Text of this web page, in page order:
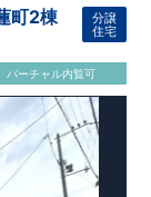
遇 中古市場で
ダブル取得予定
を受けた図面
ックが行われ
」を検査した
町2棟
分譲
住宅
バーチャル内覧可